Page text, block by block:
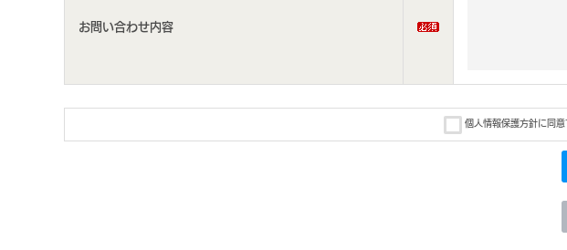
お問い合わせ内容
個人情報保護方針に同意